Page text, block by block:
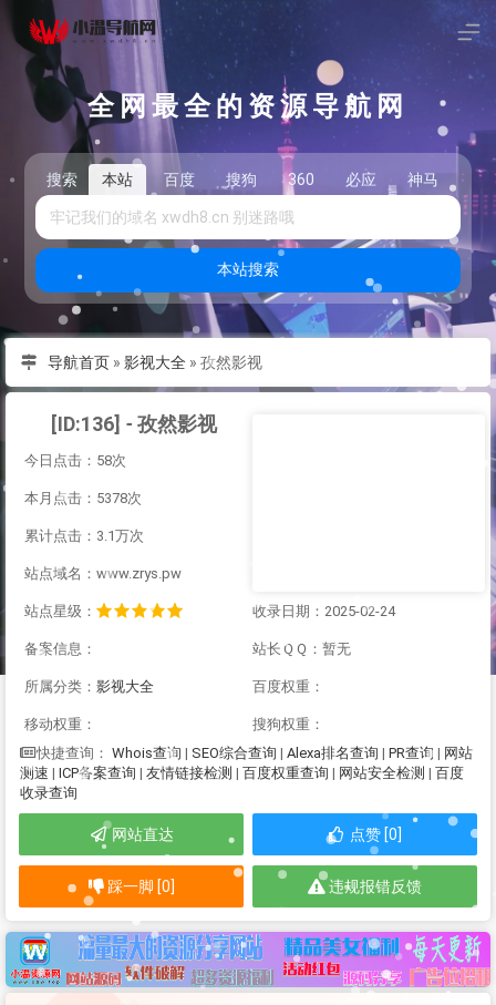
全网最全的资源导航网
搜索 本站 百度 搜狗 360 必应 神马 头
本站搜索
导航首页» 影视大全» 孜然影视
[ID:136] - 孜然影视
今日点击：58次
本月点击：5378次
累计点击：3.1万次
站点域名：www.zrys.pw
站点星级： 收录日期：2025-02-24
备案信息： 站长ＱＱ：暂无
所属分类： 影视大全 百度权重：
移动权重： 搜狗权重：
快捷查询： Whois查询 | SEO综合查询 | Alexa排名查询 | PR查询 | 网站
测速 | ICP备案查询 | 友情链接检测 | 百度权重查询 | 网站安全检测 | 百度
收录查询
网站直达 点赞 [0]
踩一脚 [0] 违规报错反馈